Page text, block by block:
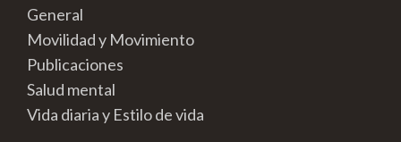
General
Movilidad y Movimiento
Publicaciones
Salud mental
Vida diaria y Estilo de vida